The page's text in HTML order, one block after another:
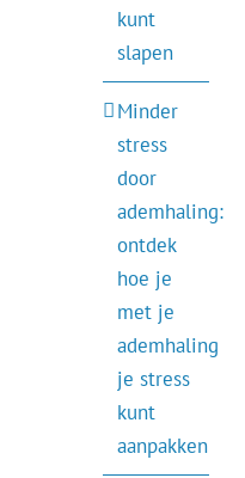
kunt
slapen
Minder
stress
door
ademhaling:
ontdek
hoe je
met je
ademhaling
je stress
kunt
aanpakken